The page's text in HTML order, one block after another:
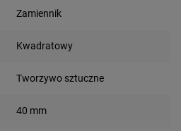
Zamiennik
Kwadratowy
Tworzywo sztuczne
40 mm